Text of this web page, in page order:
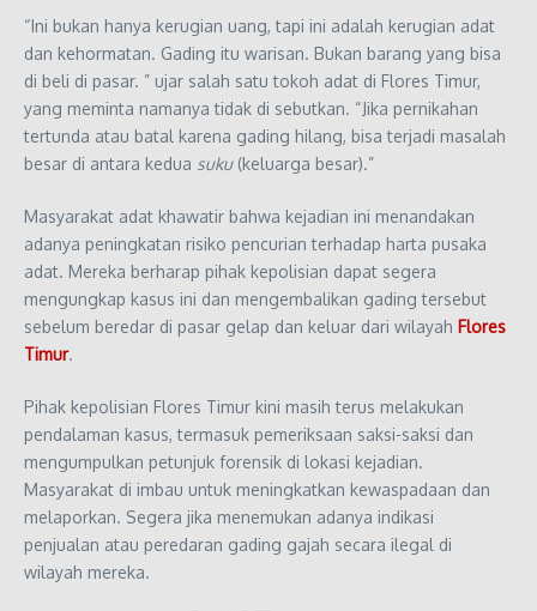
“Ini bukan hanya kerugian uang, tapi ini adalah kerugian adat
dan kehormatan. Gading itu warisan. Bukan barang yang bisa
di beli di pasar. ” ujar salah satu tokoh adat di Flores Timur,
yang meminta namanya tidak di sebutkan. “Jika pernikahan
tertunda atau batal karena gading hilang, bisa terjadi masalah
besar di antara kedua suku(keluarga besar).”
Masyarakat adat khawatir bahwa kejadian ini menandakan
adanya peningkatan risiko pencurian terhadap harta pusaka
adat. Mereka berharap pihak kepolisian dapat segera
mengungkap kasus ini dan mengembalikan gading tersebut
sebelum beredar di pasar gelap dan keluar dari wilayah Flores
Timur.
Pihak kepolisian Flores Timur kini masih terus melakukan
pendalaman kasus, termasuk pemeriksaan saksi-saksi dan
mengumpulkan petunjuk forensik di lokasi kejadian.
Masyarakat di imbau untuk meningkatkan kewaspadaan dan
melaporkan. Segera jika menemukan adanya indikasi
penjualan atau peredaran gading gajah secara ilegal di
wilayah mereka.